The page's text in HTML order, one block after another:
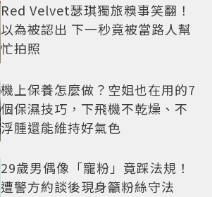
Red Velvet瑟琪獨旅糗事笑翻！
以為被認出 下一秒竟被當路人幫
忙拍照
機上保養怎麼做？空姐也在用的7
個保濕技巧，下飛機不乾燥、不
浮腫還能維持好氣色
29歲男偶像「寵粉」竟踩法規！
遭警方約談後現身籲粉絲守法